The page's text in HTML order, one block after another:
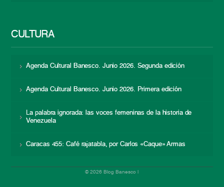
CULTURA
Agenda Cultural Banesco. Junio 2026. Segunda edición
Agenda Cultural Banesco. Junio 2026. Primera edición
La palabra ignorada: las voces femeninas de la historia de
Venezuela
Caracas 455: Café rajatabla, por Carlos «Caque» Armas
© 2026 Blog Banesco |